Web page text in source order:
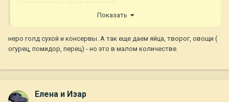
Показать
неро голд сухой и консервы. А так еще даем яйца, творог, овощи (
огурец, помидор, перец) - но это в малом количестве.
Елена и Изар